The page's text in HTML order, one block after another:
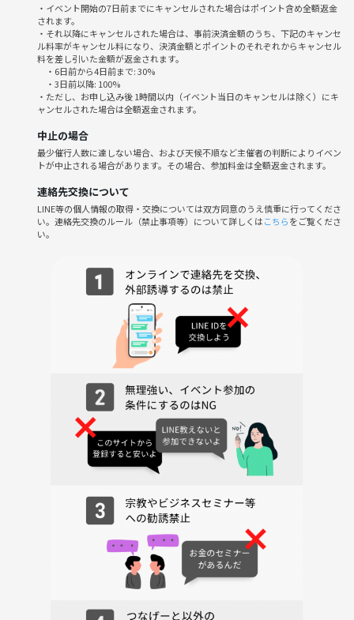
他サークルの宣伝
その他迷惑行為
・イベント開始の7日前までにキャンセルされた場合はポイント含め全額返金
されます。
・それ以降にキャンセルされた場合は、事前決済金額のうち、下記のキャンセ
ル料率がキャンセル料になり、決済金額とポイントのそれぞれからキャンセル
料を差し引いた金額が返金されます。
・6日前から4日前まで: 30%
・3日前以降: 100%
・ただし、お申し込み後 1時間以内（イベント当日のキャンセルは除く）にキ
ャンセルされた場合は全額返金されます。
中止の場合
最少催行人数に達しない場合、および天候不順など主催者の判断によりイベン
トが中止される場合があります。その場合、参加料金は全額返金されます。
連絡先交換について
LINE等の個人情報の取得・交換については双方同意のうえ慎重に行ってくださ
い。連絡先交換のルール（禁止事項等）について詳しくはこちらをご覧くださ
い。